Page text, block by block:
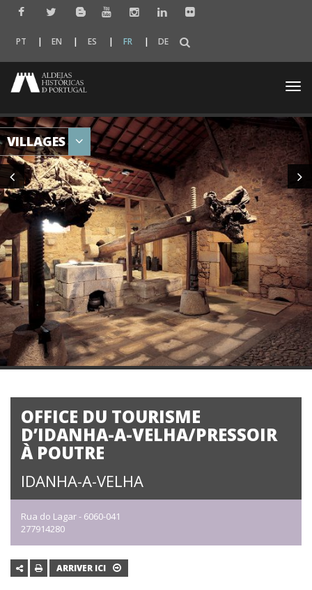
PT EN ES FR DE
VILLAGES
OFFICE DU TOURISME
D’IDANHA-A-VELHA/PRESSOIR
À POUTRE
IDANHA-A-VELHA
Rua do Lagar - 6060-041
277914280
ARRIVER ICI